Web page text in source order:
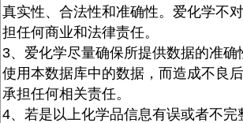
真实性、合法性和准确性。爱化学不
担任何商业和法律责任。
3、爱化学尽量确保所提供数据的准
使用本数据库中的数据，而造成不良
承担任何相关责任。
4、若是以上化学品信息有误或者不完